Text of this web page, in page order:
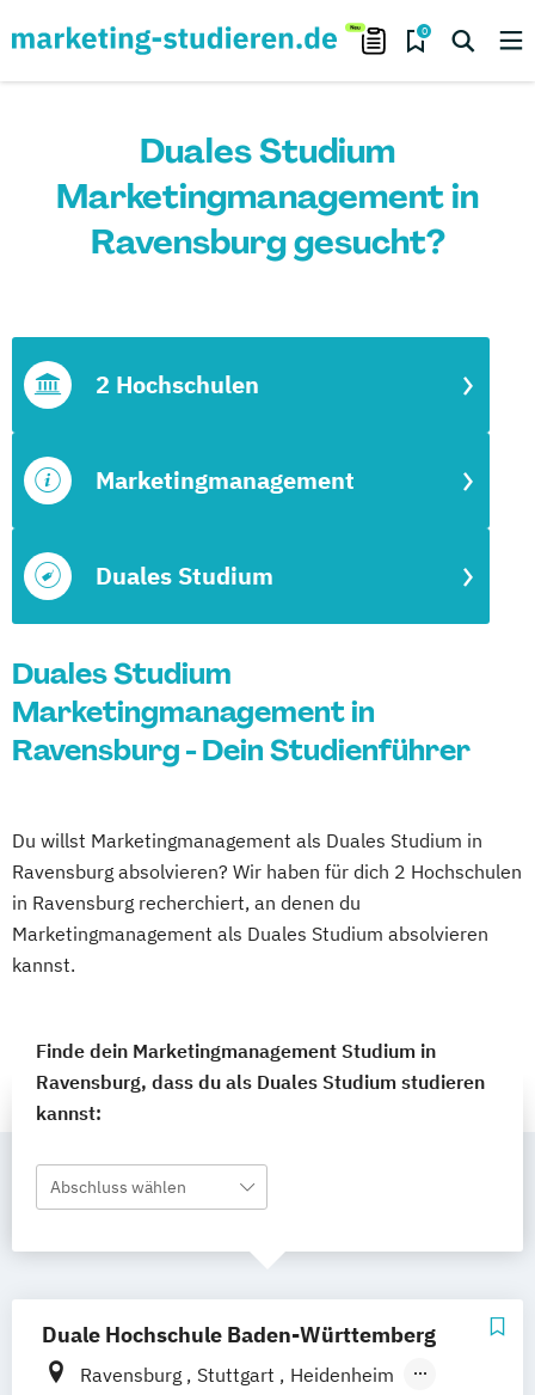
0
Duales Studium
Marketingmanagement in
Ravensburg gesucht?
Duales Studium
Marketingmanagement
2 Hochschulen
Duales Studium
Marketingmanagement in
Ravensburg - Dein Studienführer
Du willst Marketingmanagement als Duales Studium in
Ravensburg absolvieren? Wir haben für dich 2 Hochschulen
in Ravensburg recherchiert, an denen du
Marketingmanagement als Duales Studium absolvieren
kannst.
Finde dein Marketingmanagement Studium in
Ravensburg, dass du als Duales Studium studieren
kannst:
Abschluss wählen
Duale Hochschule Baden-Württemberg
Ravensburg Stuttgart
Heidenheim